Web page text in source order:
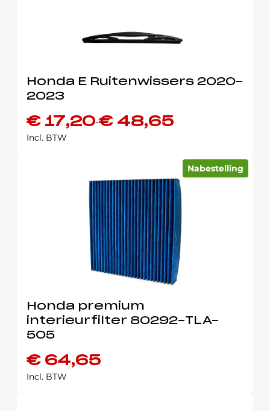
Honda E Ruitenwissers 2020-
2023
€17,20-€48,65
Prijsklasse:
€ 17,20
Incl. BTW
Nabestelling
Honda premium
interieurfilter 80292-TLA-
505
€64,65
Incl. BTW